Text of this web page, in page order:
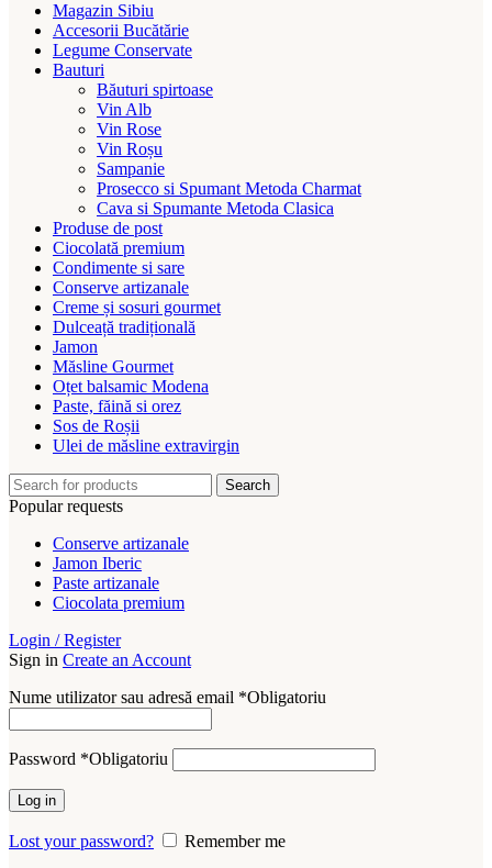
Magazin Sibiu
Accesorii Bucătărie
Legume Conservate
Bauturi
Băuturi spirtoase
Vin Alb
Vin Rose
Vin Roșu
Sampanie
Prosecco si Spumant Metoda Charmat
Cava si Spumante Metoda Clasica
Produse de post
Ciocolată premium
Condimente si sare
Conserve artizanale
Creme și sosuri gourmet
Dulceață tradițională
Jamon
Măsline Gourmet
Oțet balsamic Modena
Paste, făină si orez
Sos de Roșii
Ulei de măsline extravirgin
Search
Popular requests
Conserve artizanale
Jamon Iberic
Paste artizanale
Ciocolata premium
Login / Register
Sign in Create an Account
Nume utilizator sau adresă email *Obligatoriu
Password *Obligatoriu
Log in
Lost your password?
Remember me